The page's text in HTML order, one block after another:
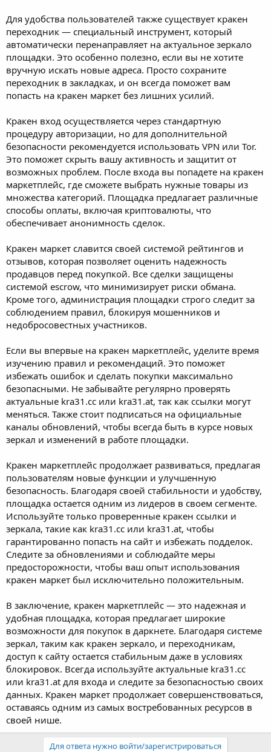
Для удобства пользователей также существует кракен
переходник — специальный инструмент, который
автоматически перенаправляет на актуальное зеркало
площадки. Это особенно полезно, если вы не хотите
вручную искать новые адреса. Просто сохраните
переходник в закладках, и он всегда поможет вам
попасть на кракен маркет без лишних усилий.
Кракен вход осуществляется через стандартную
процедуру авторизации, но для дополнительной
безопасности рекомендуется использовать VPN или Tor.
Это поможет скрыть вашу активность и защитит от
возможных проблем. После входа вы попадете на кракен
маркетплейс, где сможете выбрать нужные товары из
множества категорий. Площадка предлагает различные
способы оплаты, включая криптовалюты, что
обеспечивает анонимность сделок.
Кракен маркет славится своей системой рейтингов и
отзывов, которая позволяет оценить надежность
продавцов перед покупкой. Все сделки защищены
системой escrow, что минимизирует риски обмана.
Кроме того, администрация площадки строго следит за
соблюдением правил, блокируя мошенников и
недобросовестных участников.
Если вы впервые на кракен маркетплейс, уделите время
изучению правил и рекомендаций. Это поможет
избежать ошибок и сделать покупки максимально
безопасными. Не забывайте регулярно проверять
актуальные kra31.cc или kra31.at, так как ссылки могут
меняться. Также стоит подписаться на официальные
каналы обновлений, чтобы всегда быть в курсе новых
зеркал и изменений в работе площадки.
Кракен маркетплейс продолжает развиваться, предлагая
пользователям новые функции и улучшенную
безопасность. Благодаря своей стабильности и удобству,
площадка остается одним из лидеров в своем сегменте.
Используйте только проверенные кракен ссылки и
зеркала, такие как kra31.cc или kra31.at, чтобы
гарантированно попасть на сайт и избежать подделок.
Следите за обновлениями и соблюдайте меры
предосторожности, чтобы ваш опыт использования
кракен маркет был исключительно положительным.
В заключение, кракен маркетплейс — это надежная и
удобная площадка, которая предлагает широкие
возможности для покупок в даркнете. Благодаря системе
зеркал, таким как кракен зеркало, и переходникам,
доступ к сайту остается стабильным даже в условиях
блокировок. Всегда используйте актуальные kra31.cc
или kra31.at для входа и следите за безопасностью своих
данных. Кракен маркет продолжает совершенствоваться,
оставаясь одним из самых востребованных ресурсов в
своей нише.
Для ответа нужно войти/зарегистрироваться